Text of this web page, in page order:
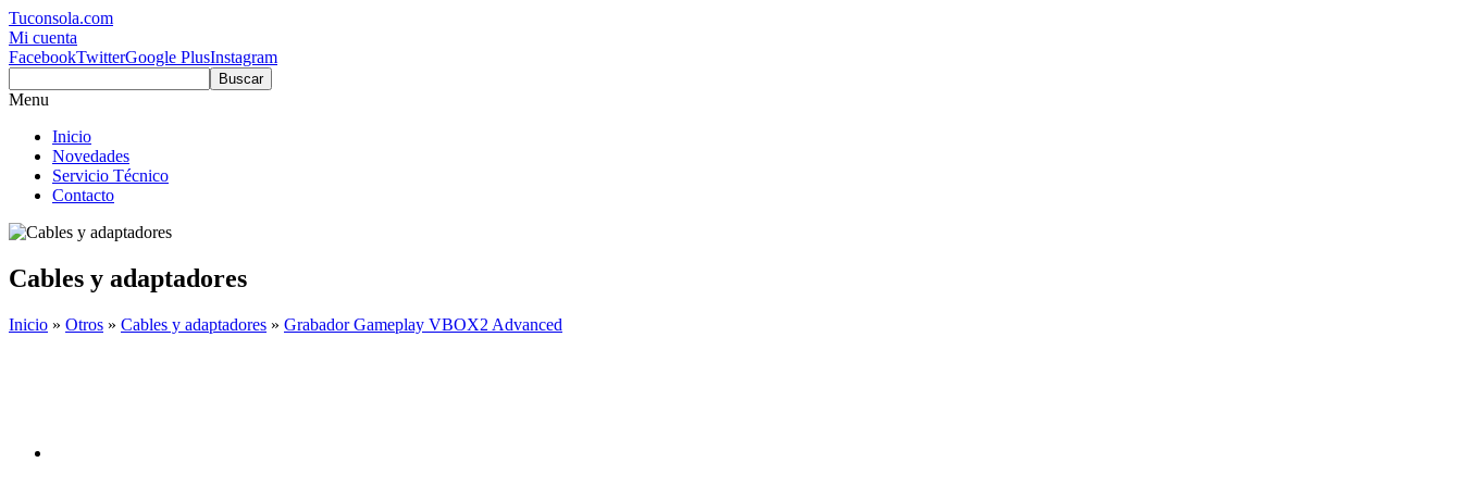
Tuconsola.com
Mi cuenta
FacebookTwitterGoogle PlusInstagram
Buscar
Menu
Inicio
Novedades
Servicio Técnico
Contacto
Cables y adaptadores
Inicio » Otros » Cables y adaptadores » Grabador Gameplay VBOX2 Advanced